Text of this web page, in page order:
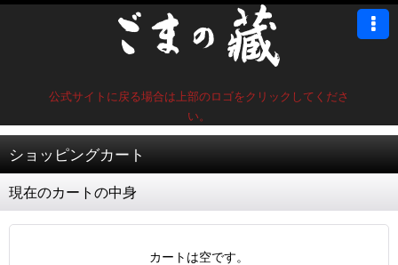
公式サイトに戻る場合は上部のロゴをクリックしてくださ
い。
ショッピングカート
現在のカートの中身
カートは空です。